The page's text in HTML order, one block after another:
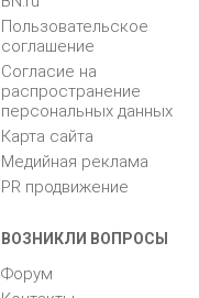
Пользовательское
соглашение
Согласие на
распространение
персональных данных
Карта сайта
Медийная реклама
PR продвижение
ВОЗНИКЛИ ВОПРОСЫ
Форум